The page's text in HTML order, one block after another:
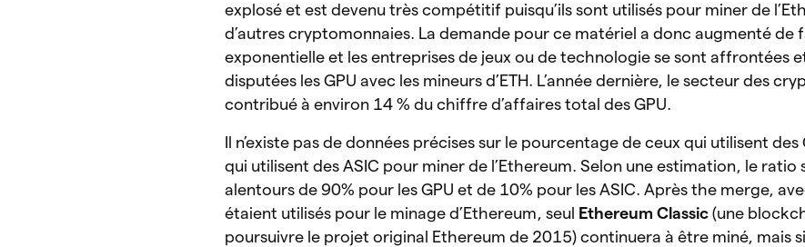
explosé et est devenu très compétitif puisqu’ils sont utilisés pour miner de
d’autres cryptomonnaies. La demande pour ce matériel a donc augmenté de
exponentielle et les entreprises de jeux ou de technologie se sont affrontées
disputées les GPU avec les mineurs d’ETH. L’année dernière, le secteur des
contribué à environ 14 % du chiffre d’affaires total des GPU.
Il n’existe pas de données précises sur le pourcentage de ceux qui utilisent des
qui utilisent des ASIC pour miner de l’Ethereum. Selon une estimation, le ratio
alentours de 90% pour les GPU et de 10% pour les ASIC. Après the merge,
étaient utilisés pour le minage d’Ethereum, seul Ethereum Classic(une
poursuivre le projet original Ethereum de 2015) continuera à être miné, mais